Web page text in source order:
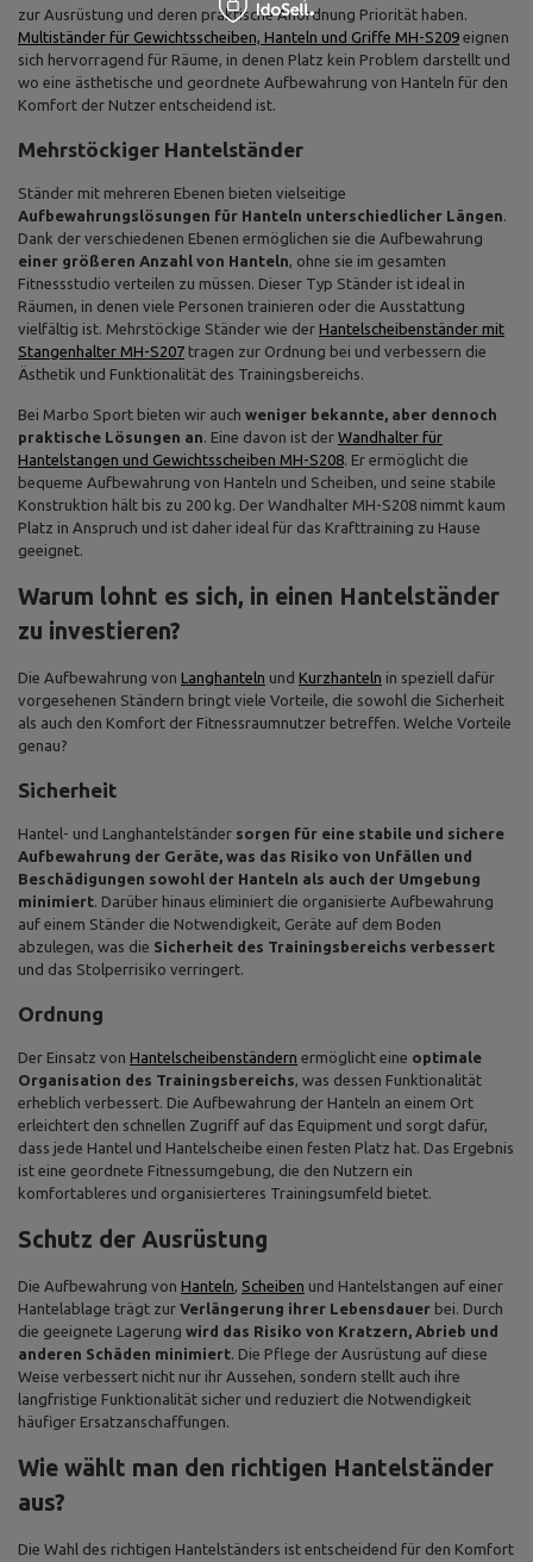
zur Ausrüstung und deren praktische Anordnung Priorität haben.
Multiständer für Gewichtsscheiben, Hanteln und Griffe MH-S209 eignen
sich hervorragend für Räume, in denen Platz kein Problem darstellt und
wo eine ästhetische und geordnete Aufbewahrung von Hanteln für den
Komfort der Nutzer entscheidend ist.
Mehrstöckiger Hantelständer
Ständer mit mehreren Ebenen bieten vielseitige
Aufbewahrungslösungen für Hanteln unterschiedlicher Längen.
Dank der verschiedenen Ebenen ermöglichen sie die Aufbewahrung
einer größeren Anzahl von Hanteln, ohne sie im gesamten
Fitnessstudio verteilen zu müssen. Dieser Typ Ständer ist ideal in
Räumen, in denen viele Personen trainieren oder die Ausstattung
vielfältig ist. Mehrstöckige Ständer wie der Hantelscheibenständer mit
Stangenhalter MH-S207 tragen zur Ordnung bei und verbessern die
Ästhetik und Funktionalität des Trainingsbereichs.
Bei Marbo Sport bieten wir auch weniger bekannte, aber dennoch
praktische Lösungen an. Eine davon ist der Wandhalter für
Hantelstangen und Gewichtsscheiben MH-S208. Er ermöglicht die
bequeme Aufbewahrung von Hanteln und Scheiben, und seine stabile
Konstruktion hält bis zu 200 kg. Der Wandhalter MH-S208 nimmt kaum
Platz in Anspruch und ist daher ideal für das Krafttraining zu Hause
geeignet.
Warum lohnt es sich, in einen Hantelständer
zu investieren?
Die Aufbewahrung von Langhanteln und Kurzhanteln in speziell dafür
vorgesehenen Ständern bringt viele Vorteile, die sowohl die Sicherheit
als auch den Komfort der Fitnessraumnutzer betreffen. Welche Vorteile
genau?
Sicherheit
Hantel- und Langhantelständer sorgen für eine stabile und sichere
Aufbewahrung der Geräte, was das Risiko von Unfällen und
Beschädigungen sowohl der Hanteln als auch der Umgebung
minimiert. Darüber hinaus eliminiert die organisierte Aufbewahrung
auf einem Ständer die Notwendigkeit, Geräte auf dem Boden
abzulegen, was die Sicherheit des Trainingsbereichs verbessert
und das Stolperrisiko verringert.
Ordnung
Der Einsatz von Hantelscheibenständern ermöglicht eine optimale
Organisation des Trainingsbereichs, was dessen Funktionalität
erheblich verbessert. Die Aufbewahrung der Hanteln an einem Ort
erleichtert den schnellen Zugriff auf das Equipment und sorgt dafür,
dass jede Hantel und Hantelscheibe einen festen Platz hat. Das Ergebnis
ist eine geordnete Fitnessumgebung, die den Nutzern ein
komfortableres und organisierteres Trainingsumfeld bietet.
Schutz der Ausrüstung
Die Aufbewahrung von Hanteln, Scheiben und Hantelstangen auf einer
Hantelablage trägt zur Verlängerung ihrer Lebensdauer bei. Durch
die geeignete Lagerung wird das Risiko von Kratzern, Abrieb und
anderen Schäden minimiert. Die Pflege der Ausrüstung auf diese
Weise verbessert nicht nur ihr Aussehen, sondern stellt auch ihre
langfristige Funktionalität sicher und reduziert die Notwendigkeit
häufiger Ersatzanschaffungen.
Wie wählt man den richtigen Hantelständer
aus?
Die Wahl des richtigen Hantelständers ist entscheidend für den Komfort